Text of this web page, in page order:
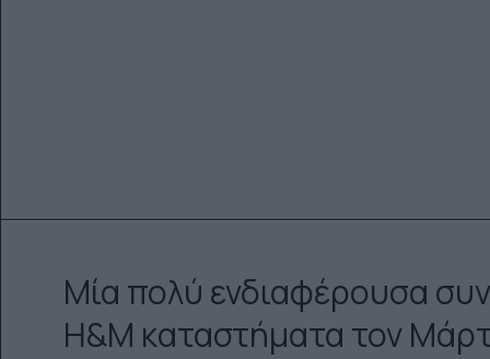
Μία πολύ ενδιαφέρουσα
H&M καταστήματα τον